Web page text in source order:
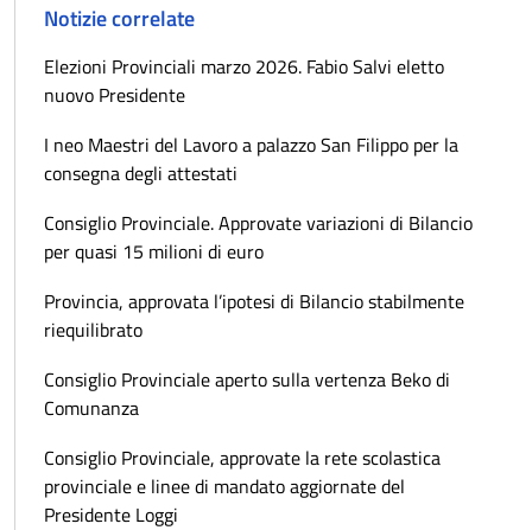
Notizie correlate
Elezioni Provinciali marzo 2026. Fabio Salvi eletto
nuovo Presidente
I neo Maestri del Lavoro a palazzo San Filippo per la
consegna degli attestati
Consiglio Provinciale. Approvate variazioni di Bilancio
per quasi 15 milioni di euro
Provincia, approvata l’ipotesi di Bilancio stabilmente
riequilibrato
Consiglio Provinciale aperto sulla vertenza Beko di
Comunanza
Consiglio Provinciale, approvate la rete scolastica
provinciale e linee di mandato aggiornate del
Presidente Loggi